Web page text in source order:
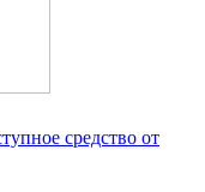
средство от